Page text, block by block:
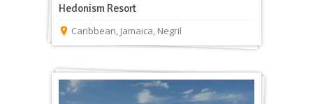
Hedonism Resort
Caribbean, Jamaica, Negril